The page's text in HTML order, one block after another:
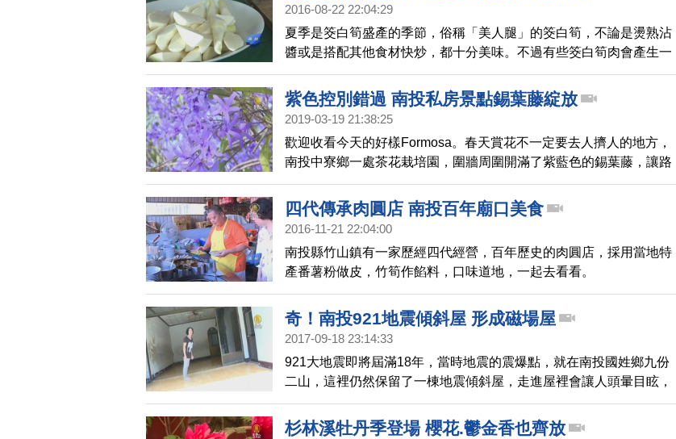
2016-08-22 22:04:29
夏季是筊白筍盛產的季節，俗稱「美人腿」的筊白筍，不論是燙熟沾
醬或是搭配其他食材快炒，都十分美味。不過有些筊白筍肉會產生一
顆顆黑色斑點，到底還能不能吃？眾說紛紜，我們請專家來告訴你 。
紫色控別錯過 南投私房景點錫葉藤綻放
2019-03-19 21:38:25
歡迎收看今天的好樣Formosa。春天賞花不一定要去人擠人的地方，
南投中寮鄉一處茶花栽培園，圍牆周圍開滿了紫藍色的錫葉藤，讓路
過的民眾忍不住駐足觀賞。
四代傳承肉圓店 南投百年廟口美食
2016-11-21 22:04:00
南投縣竹山鎮有一家歷經四代經營，百年歷史的肉圓店，採用當地特
產番薯粉做皮，竹筍作餡料，口味道地，一起去看看。
奇！南投921地震傾斜屋 形成磁場屋
2017-09-18 23:14:33
921大地震即將屆滿18年，當時地震的震爆點，就在南投國姓鄉九份
二山，這裡仍然保留了一棟地震傾斜屋，走進屋裡會讓人頭暈目眩，
好像被磁力吸住，形成奇特現象，一起去看看。
杉林溪牡丹季登場 櫻花.鬱金香也齊放